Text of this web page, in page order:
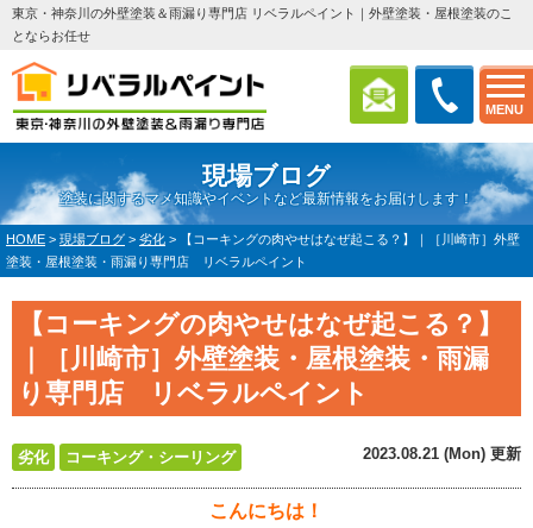
MENU
東京・神奈川の外壁塗装＆雨漏り専門店 リベラルペイント｜外壁塗装・屋根塗装のこ
とならお任せ
現場ブログ
塗装に関するマメ知識やイベントなど最新情報をお届けします！
HOME > 現場ブログ > 劣化 >
【コーキングの肉やせはなぜ起こる？】｜［川崎市］外壁
塗装・屋根塗装・雨漏り専門店 リベラルペイント
【コーキングの肉やせはなぜ起こる？】
｜［川崎市］外壁塗装・屋根塗装・雨漏
り専門店 リベラルペイント
劣化 コーキング・シーリング 2023.08.21 (Mon) 更新
こんにちは！